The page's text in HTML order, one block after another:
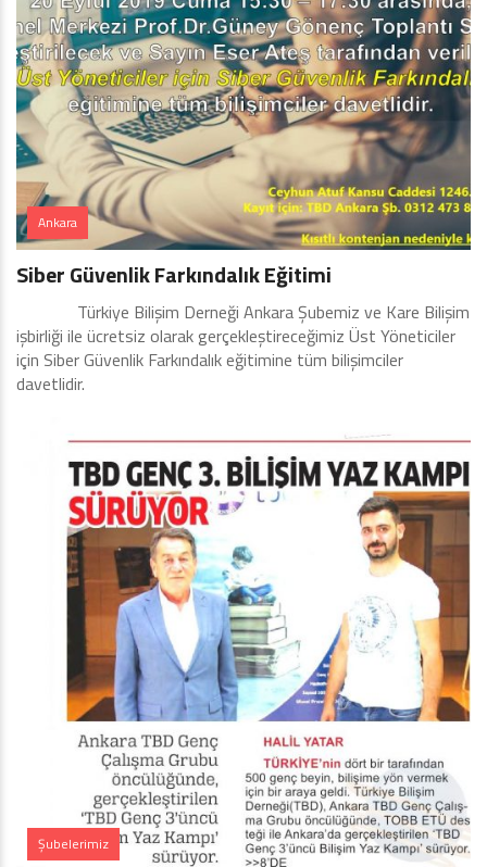
Ankara
Siber Güvenlik Farkındalık Eğitimi
Türkiye Bilişim Derneği Ankara Şubemiz ve Kare Bilişim
işbirliği ile ücretsiz olarak gerçekleştireceğimiz Üst Yöneticiler
için Siber Güvenlik Farkındalık eğitimine tüm bilişimciler
davetlidir.
Şubelerimiz